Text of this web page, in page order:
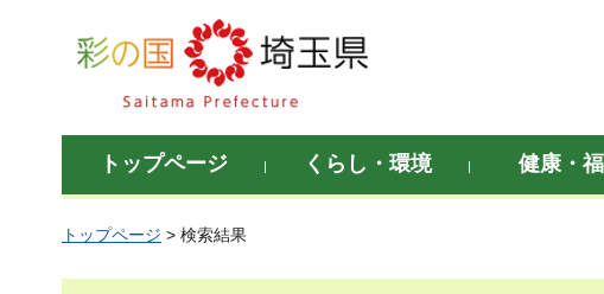
彩の国 埼玉県
トップページ くらし・環境 健康・
トップページ > 検索結果